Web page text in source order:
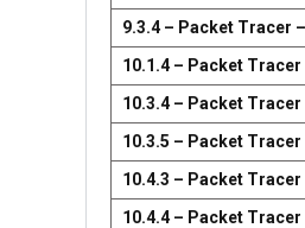
9.3.4 – Packet Tracer
10.1.4 – Packet
10.3.4 – Packet Tracer
10.3.5 – Packet
10.4.3 – Packet
10.4.4 – Packet